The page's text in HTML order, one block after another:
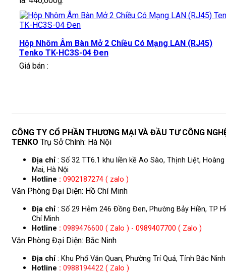
Hộp Nhôm Âm Bàn Mở 2 Chiều Có Mạng LAN (RJ45)
Tenko TK-HC3S-04 Đen
Giá bán :
CÔNG TY CỔ PHẦN THƯƠNG MẠI VÀ ĐẦU TƯ CÔNG
TENKO Trụ Sở Chính: Hà Nội
Địa chỉ : Số 32 TT6.1 khu liền kề Ao Sào, Thịnh Liệt, Hoàng
Mai, Hà Nội
Hotline : 0902187274 ( zalo )
Văn Phòng Đại Diện: Hồ Chí Minh
Địa chỉ : Số 29 Hẻm 246 Đồng Đen, Phường Bảy Hiền, TP
Chí Minh
Hotline : 0989476600 ( Zalo ) - 0989407700 ( Zalo )
Văn Phòng Đại Diện: Bắc Ninh
Địa chỉ : Khu Phố Văn Quan, Phường Trí Quả, Tỉnh Bắc Ninh
Hotline : 0988194422 ( Zalo )